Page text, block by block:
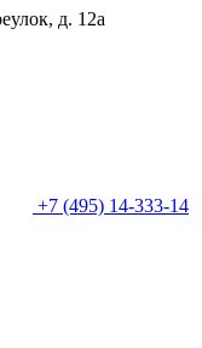
д. 12а
+7 (495) 14-333-14